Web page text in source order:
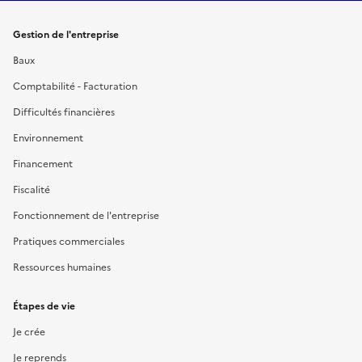
Gestion de l'entreprise
Baux
Comptabilité - Facturation
Difficultés financières
Environnement
Financement
Fiscalité
Fonctionnement de l'entreprise
Pratiques commerciales
Ressources humaines
Étapes de vie
Je crée
Je reprends